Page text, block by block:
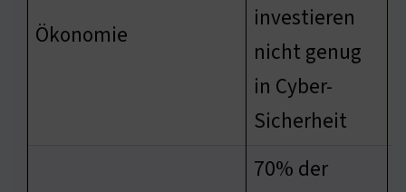
Ökonomie
investieren
nicht genug
in Cyber-
Sicherheit
70% der